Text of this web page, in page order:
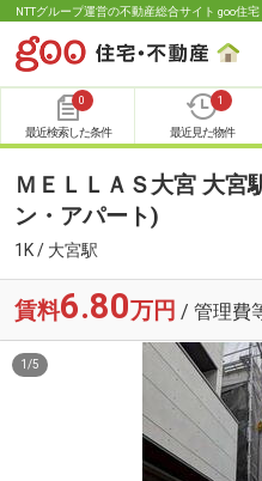
NTTグループ運営の不動産総合サイト goo住
0
最近検索した条件
1
最近見た物件
ＭＥＬＬＡＳ大宮 大宮
ン・アパート)
1K / 大宮駅
賃料6.80万円 / 管理費
1 /5